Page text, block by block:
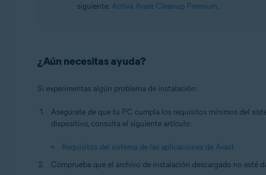
siguiente: Activa Avast Cleanup Premium.
¿Aún necesitas ayuda?
Si experimentas algún problema de instalación:
Asegúrate de que tu PC cumpla los requisitos mínimos del
dispositivo, consulta el siguiente artículo:
Requisitos del sistema de las aplicaciones de Avast
Comprueba que el archivo de instalación descargado no esté